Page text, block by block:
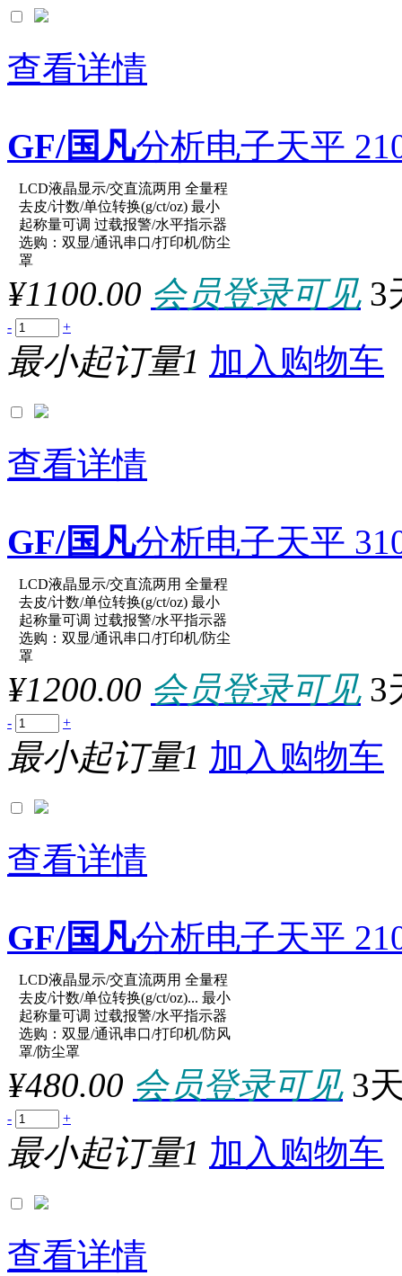
查看详情
GF/国凡分析电子天平
原厂型号：JA203P
参数：
LCD液晶显示/交直流两用 全量程
去皮/计数/单位转换(g/ct/oz) 最小
起称量可调 过载报警/水平指示器
选购：双显/通讯串口/打印机/防尘
罩
¥1100.00 会员登录可见 3
- +
最小起订量1 加入购物车
查看详情
GF/国凡分析电子天平
原厂型号：JA303P
参数：
LCD液晶显示/交直流两用 全量程
去皮/计数/单位转换(g/ct/oz) 最小
起称量可调 过载报警/水平指示器
选购：双显/通讯串口/打印机/防尘
罩
¥1200.00 会员登录可见 3
- +
最小起订量1 加入购物车
查看详情
GF/国凡分析电子天平
原厂型号：XY2002C
参数：
LCD液晶显示/交直流两用 全量程
去皮/计数/单位转换(g/ct/oz)... 最小
起称量可调 过载报警/水平指示器
选购：双显/通讯串口/打印机/防风
罩/防尘罩
¥480.00 会员登录可见 3
- +
最小起订量1 加入购物车
查看详情